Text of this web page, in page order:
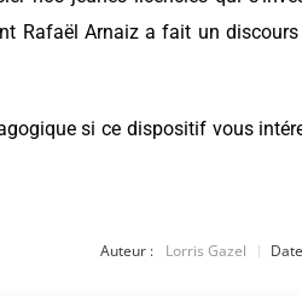
Rafaël Arnaiz a fait un
si ce dispositif vous
Auteur : Lorris Gazel